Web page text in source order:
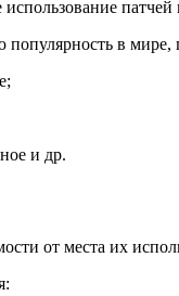
в мире,
и др.
от места их